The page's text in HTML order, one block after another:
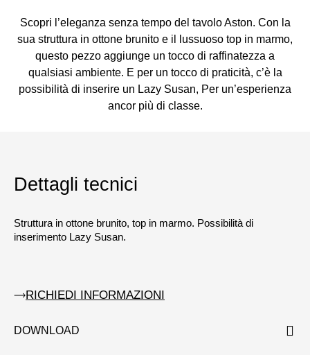
Scopri l’eleganza senza tempo del tavolo Aston. Con la
sua struttura in ottone brunito e il lussuoso top in marmo,
questo pezzo aggiunge un tocco di raffinatezza a
qualsiasi ambiente. E per un tocco di praticità, c’è la
possibilità di inserire un Lazy Susan, Per un’esperienza
ancor più di classe.
Dettagli tecnici
Struttura in ottone brunito, top in marmo. Possibilità di
inserimento Lazy Susan.
RICHIEDI INFORMAZIONI
DOWNLOAD